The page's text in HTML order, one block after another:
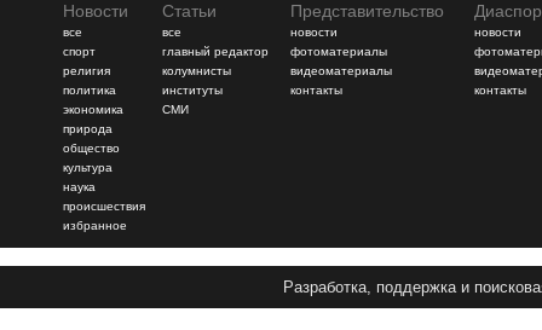
Новости
все
спорт
религия
политика
экономика
природа
общество
культура
наука
происшествия
избранное
Статьи
все
главный редактор
колумнисты
институты
СМИ
Представительство
новости
фотоматериалы
видеоматериалы
контакты
новости
контакты
Разработка, поддержка и